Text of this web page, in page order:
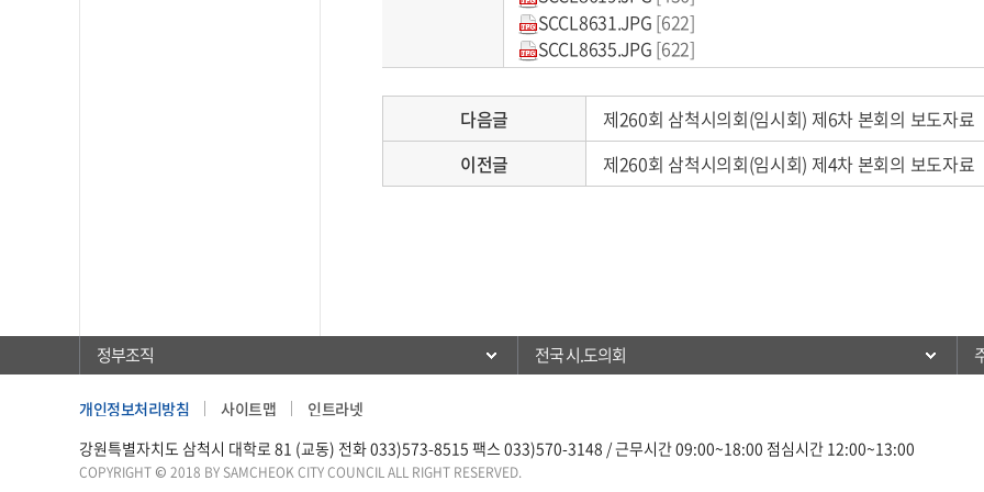
SCCL8631.JPG [622]
SCCL8635.JPG [622]
다음글
제260회 삼척시의회(임시회) 제6차 본회의 보도자료
이전글
제260회 삼척시의회(임시회) 제4차 본회의 보도자료
정부조직 전국 시.도의회
개인정보처리방침 사이트맵
인트라넷
강원특별자치도 삼척시 대학로 81 (교동) 전화 033)573-8515 팩스 033)570-3148 / 근무시간 09:00~18:00 점심시간 12:00~13:00
COPYRIGHT © 2018 BY SAMCHEOK CITY COUNCIL ALL RIGHT RESERVED.